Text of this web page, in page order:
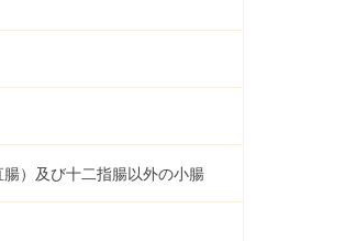
）及び十二指腸以外の小腸